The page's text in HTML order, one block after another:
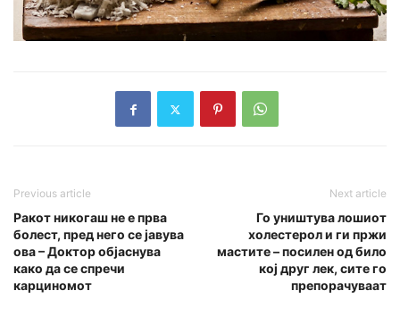
Previous article
Ракот никогаш не е прва
болест, пред него се јавува
ова – Доктор објаснува
како да се спречи
карциномот
Next article
Го уништува лошиот
холестерол и ги пржи
мастите – посилен од било
кој друг лек, сите го
препорачуваат